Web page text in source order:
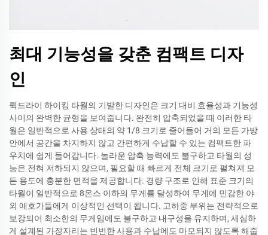
최대 기능성을 갖춘 컴팩트 디자
인
퀵드라이 하이킹 타월의 기발한 디자인은 크기 대비 효율성과 기능성
사이의 완벽한 균형을 보여줍니다. 완전히 압축되었을 때 이러한 타
월은 일반적으로 사용 상태의 약 1/8 크기로 줄어들어 거의 모든 가방
안에서 공간을 차지하지 않고 간편하게 수납할 수 있는 컴팩트한 파
우치에 쉽게 들어갑니다. 놀라운 압축 능력에도 불구하고 타월의 성
능은 전혀 저하되지 않으며, 필요할 때 빠르게 전체 크기로 펼쳐져 모
든 용도에 충분한 면적을 제공합니다. 경량 구조로 인해 표준 크기의
타월이 일반적으로 8온스 이하의 무게를 달성하여 무게에 민감한 야
외 애호가들에게 이상적인 선택이 됩니다. 고하중 부위는 전략적으로
보강되어 최소한의 무게임에도 불구하고 내구성을 유지하며, 세심하
게 설계된 가장자리는 빈번한 사용과 수납에도 마모되지 않도록 해줍